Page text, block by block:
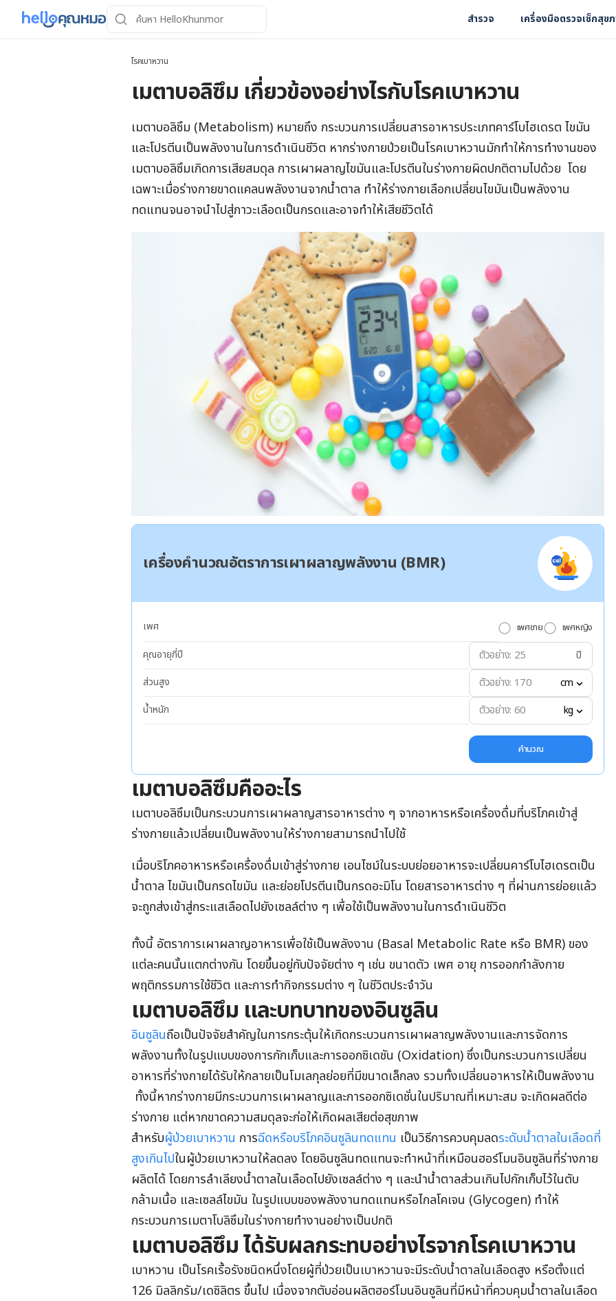
สำรวจ เครื่องมือตรวจเช็กสุข
โรคเบาหวาน
เมตาบอลิซึม เกี่ยวข้องอย่างไรกับโรคเบาหวาน
เมตาบอลิซึม (Metabolism) หมายถึง กระบวนการเปลี่ยนสารอาหารประเภทคาร์โบไฮเดรต ไขมัน
และโปรตีนเป็นพลังงานในการดำเนินชีวิต หากร่างกายป่วยเป็นโรคเบาหวานมักทำให้การทำงานของ
เมตาบอลิซึมเกิดการเสียสมดุล การเผาผลาญไขมันและโปรตีนในร่างกายผิดปกติตามไปด้วย โดย
เฉพาะเมื่อร่างกายขาดแคลนพลังงานจากน้ำตาล ทำให้ร่างกายเลือกเปลี่ยนไขมันเป็นพลังงาน
ทดแทนจนอาจนำไปสู่ภาวะเลือดเป็นกรดและอาจทำให้เสียชีวิตได้
เครื่องคำนวณอัตราการเผาผลาญพลังงาน (BMR)
เพศ เพศชาย เพศหญิง
คุณอายุกี่ปี
ปี
ส่วนสูง
cm
น้ำหนัก
kg
คำนวณ
เมตาบอลิซึมคืออะไร
เมตาบอลิซึมเป็นกระบวนการเผาผลาญสารอาหารต่าง ๆ จากอาหารหรือเครื่องดื่มที่บริโภคเข้าสู่
ร่างกายแล้วเปลี่ยนเป็นพลังงานให้ร่างกายสามารถนำไปใช้
เมื่อบริโภคอาหารหรือเครื่องดื่มเข้าสู่ร่างกาย เอนไซม์ในระบบย่อยอาหารจะเปลี่ยนคาร์โบไฮเดรตเป็น
น้ำตาล ไขมันเป็นกรดไขมัน และย่อยโปรตีนเป็นกรดอะมิโน โดยสารอาหารต่าง ๆ ที่ผ่านการย่อยแล้ว
จะถูกส่งเข้าสู่กระแสเลือดไปยังเซลล์ต่าง ๆ เพื่อใช้เป็นพลังงานในการดำเนินชีวิต
ทั้งนี้ อัตราการเผาผลาญอาหารเพื่อใช้เป็นพลังงาน (Basal Metabolic Rate หรือ BMR) ของ
แต่ละคนนั้นแตกต่างกัน โดยขึ้นอยู่กับปัจจัยต่าง ๆ เช่น ขนาดตัว เพศ อายุ การออกกำลังกาย
พฤติกรรมการใช้ชีวิต และการทำกิจกรรมต่าง ๆ ในชีวิตประจำวัน
เมตาบอลิซึม และบทบาทของอินซูลิน
อินซูลินถือเป็นปัจจัยสำคัญในการกระตุ้นให้เกิดกระบวนการเผาผลาญพลังงานและการจัดการ
พลังงานทั้งในรูปแบบของการกักเก็บและการออกซิเดชัน (Oxidation) ซึ่งเป็นกระบวนการเปลี่ยน
อาหารที่ร่างกายได้รับให้กลายเป็นโมเลกุลย่อยที่มีขนาดเล็กลง รวมทั้งเปลี่ยนอาหารให้เป็นพลังงาน
ทั้งนี้หากร่างกายมีกระบวนการเผาผลาญและการออกซิเดชั่นในปริมาณที่เหมาะสม จะเกิดผลดีต่อ
ร่างกาย แต่หากขาดความสมดุลจะก่อให้เกิดผลเสียต่อสุขภาพ
สำหรับผู้ป่วยเบาหวาน การฉีดหรือบริโภคอินซูลินทดแทน เป็นวิธีการควบคุมลดระดับน้ำตาลในเลือดที่
สูงเกินไปในผู้ป่วยเบาหวานให้ลดลง โดยอินซูลินทดแทนจะทำหน้าที่เหมือนฮอร์โมนอินซูลินที่ร่างกาย
ผลิตได้ โดยการลำเลียงน้ำตาลในเลือดไปยังเซลล์ต่าง ๆ และนำน้ำตาลส่วนเกินไปกักเก็บไว้ในตับ
กล้ามเนื้อ และเซลล์ไขมัน ในรูปแบบของพลังงานทดแทนหรือไกลโคเจน (Glycogen) ทำให้
กระบวนการเมตาโบลิซึมในร่างกายทำงานอย่างเป็นปกติ
เมตาบอลิซึม ได้รับผลกระทบอย่างไรจากโรคเบาหวาน
เบาหวาน เป็นโรคเรื้อรังชนิดหนึ่งโดยผู้ที่ป่วยเป็นเบาหวานจะมีระดับน้ำตาลในเลือดสูง หรือตั้งแต่
126 มิลลิกรัม/เดซิลิตร ขึ้นไป เนื่องจากตับอ่อนผลิตฮอร์โมนอินซูลินที่มีหน้าที่ควบคุมน้ำตาลในเลือด